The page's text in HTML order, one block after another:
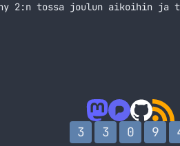
2:n tossa joulun aikoihin
betaa. Aluksihan se bugasi
3 3 0 9